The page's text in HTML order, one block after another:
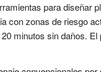
para diseñar
con zonas de riesgo
minutos sin daños.